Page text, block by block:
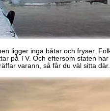
ligger inga båtar och fryser.
på TV. Och eftersom staten
varann, så får du väl sitta